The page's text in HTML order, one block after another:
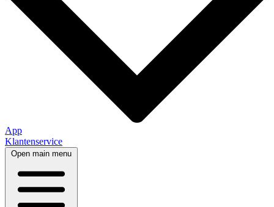
App
Klantenservice
Open main menu